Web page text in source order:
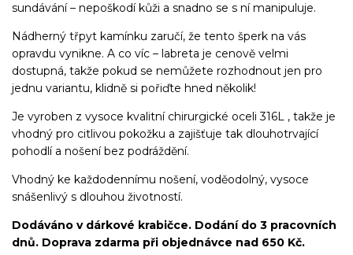
sundávání – nepoškodí kůži a snadno se s ní manipuluje.
Nádherný třpyt kamínku zaručí, že tento šperk na vás
opravdu vynikne. A co víc – labreta je cenově velmi
dostupná, takže pokud se nemůžete rozhodnout jen pro
jednu variantu, klidně si pořiďte hned několik!
Je vyroben z vysoce kvalitní chirurgické oceli 316L , takže je
vhodný pro citlivou pokožku a zajišťuje tak dlouhotrvající
pohodlí a nošení bez podráždění.
Vhodný ke každodennímu nošení, voděodolný, vysoce
snášenlivý s dlouhou životností.
Dodáváno v dárkové krabičce. Dodání do 3 pracovních
dnů. Doprava zdarma při objednávce nad 650 Kč.